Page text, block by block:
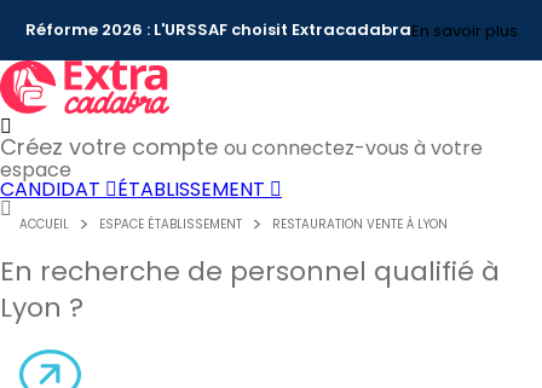
Réforme 2026 : L'URSSAF choisit ExtracadabraEn savoir plus
Créez votre compte ou connectez-vous à votre
espace
CANDIDAT ÉTABLISSEMENT
ACCUEIL ESPACE ÉTABLISSEMENT RESTAURATION VENTE À LYON
En recherche de personnel qualifié à
Lyon ?